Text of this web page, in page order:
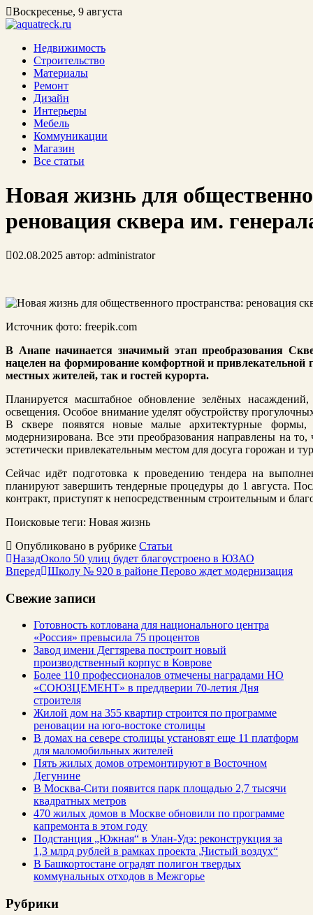
Воскресенье, 9 августа
Недвижимость
Строительство
Материалы
Ремонт
Дизайн
Интерьеры
Мебель
Коммуникации
Магазин
Все статьи
Новая жизнь для
реновация сквера им.
02.08.2025 автор: administrator
Источник фото: freepik.com
В Анапе начинается значимый этап преобразования
нацелен на формирование комфортной и привлекательной
местных жителей, так и гостей курорта.
Планируется масштабное обновление зелёных
освещения. Особое внимание уделят обустройству
В сквере появятся новые малые архитектурные формы,
модернизирована. Все эти преобразования направлены на
эстетически привлекательным местом для досуга горожан и
Сейчас идёт подготовка к проведению тендера на
планируют завершить тендерные процедуры до 1 августа.
контракт, приступят к непосредственным строительным и
Поисковые теги: Новая жизнь
Опубликовано в рубрике Статьи
НазадОколо 50 улиц будет благоустроено в ЮЗАО
Вперед Школу № 920 в районе Перово ждет модернизация
Свежие записи
Готовность котлована для национального центра
«Россия» превысила 75 процентов
Завод имени Дегтярева построит новый
производственный корпус в Коврове
Более 110 профессионалов отмечены наградами НО
«СОЮЗЦЕМЕНТ» в преддверии 70-летия Дня
строителя
Жилой дом на 355 квартир строится по программе
реновации на юго-востоке столицы
В домах на севере столицы установят еще 11 платформ
для маломобильных жителей
Пять жилых домов отремонтируют в Восточном
Дегунине
В Москва-Сити появится парк площадью 2,7 тысячи
квадратных метров
470 жилых домов в Москве обновили по программе
капремонта в этом году
Подстанция „Южная“ в Улан‑Удэ: реконструкция за
1,3 млрд рублей в рамках проекта „Чистый воздух“
В Башкортостане оградят полигон твердых
коммунальных отходов в Межгорье
Рубрики